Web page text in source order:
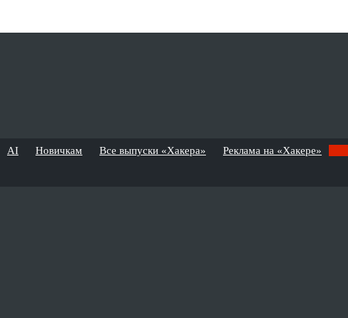
AI Новичкам Все выпуски «Хакера» Реклама на «Хакере»